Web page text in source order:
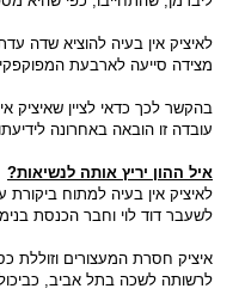
לאיציק אין בעיה להוציא שדה
מצידה סייעה לארבעת
בהקשר לכך כדאי לציין שאיציק
עובדה זו הובאה באחרונה
איל ההון יריץ אותה לנשיאות?
לאיציק אין בעיה למתוח
לשעבר דוד לוי וחבר הכנסת
איציק חסרת המעצורים וזוללת
לרשותה לשכה בתל אביב,